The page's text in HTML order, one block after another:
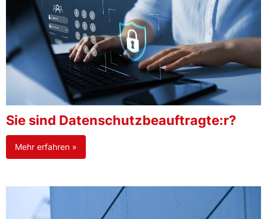
Sie sind Datenschutzbeauftragte:r?
Mehr erfahren »